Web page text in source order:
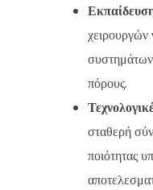
χειρουργών
συστημάτων
πόρους.
σταθερή
ποιότητας